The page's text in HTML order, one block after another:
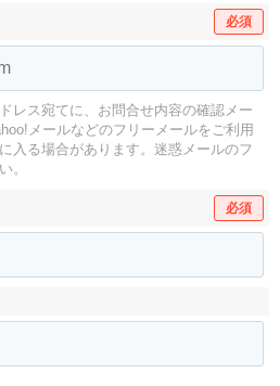
必須
レス宛てに、お問合せ内容の確認メー
メールなどのフリーメールをご利用
入る場合があります。 迷惑メールのフ
。
必須